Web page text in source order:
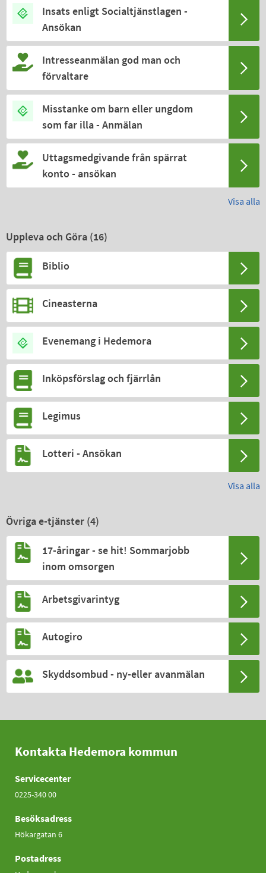
Insats enligt Socialtjänstlagen -
Ansökan
Intresseanmälan god man och
förvaltare
Misstanke om barn eller ungdom
som far illa - Anmälan
Uttagsmedgivande från spärrat
konto - ansökan
Visa alla
Uppleva och Göra (16)
Biblio
Cineasterna
Evenemang i Hedemora
Inköpsförslag och fjärrlån
Legimus
Lotteri - Ansökan
Visa alla
Övriga e-tjänster (4)
17-åringar - se hit! Sommarjobb
inom omsorgen
Arbetsgivarintyg
Autogiro
Skyddsombud - ny-eller avanmälan
Kontakta Hedemora kommun
Servicecenter
0225-340 00
Besöksadress
Hökargatan 6
Postadress